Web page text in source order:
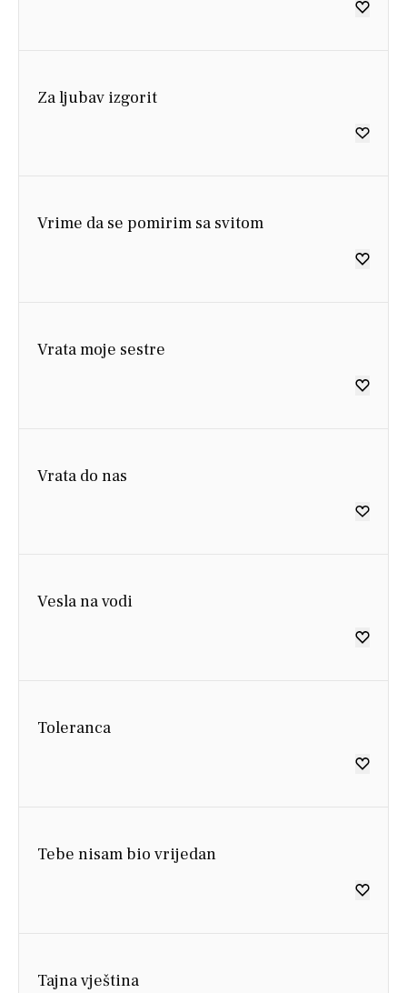
Za ljubav izgorit
Vrime da se pomirim sa svitom
Vrata moje sestre
Vrata do nas
Vesla na vodi
Toleranca
Tebe nisam bio vrijedan
Tajna vještina